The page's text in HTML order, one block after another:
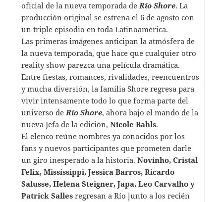
oficial de la nueva temporada deRío Shore. La
producción original se estrena el 6 de agosto con
un triple episodio en toda Latinoamérica.
Las primeras imágenes anticipan la atmósfera de
la nueva temporada, que hace que cualquier otro
reality show parezca una película dramática.
Entre fiestas, romances, rivalidades, reencuentros
y mucha diversión, la familia Shore regresa para
vivir intensamente todo lo que forma parte del
universo deRío Shore, ahora bajo el mando de la
nueva Jefa de la edición, Nicole Bahls.
El elenco reúne nombres ya conocidos por los
fans y nuevos participantes que prometen darle
un giro inesperado a la historia. Novinho, Cristal
Felix, Mississippi, Jessica Barros, Ricardo
Salusse, Helena Steigner, Japa, Leo Carvalho y
Patrick Salles regresan a Río junto a los recién